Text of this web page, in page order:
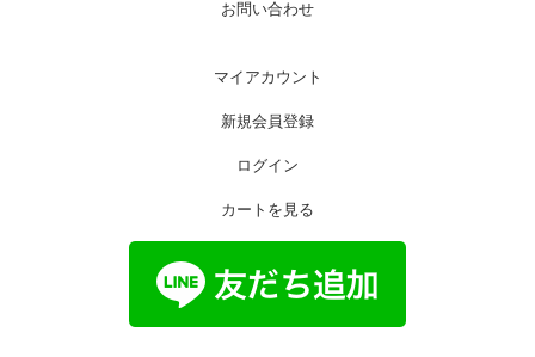
お問い合わせ
マイアカウント
新規会員登録
ログイン
カートを見る